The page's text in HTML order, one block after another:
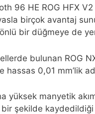
96 HE ROG HFX
birçok avantaj
bir düğmeye de
bulunan ROG
0,01 mm’lik
yüksek manyetik
şekilde kaydedildiği